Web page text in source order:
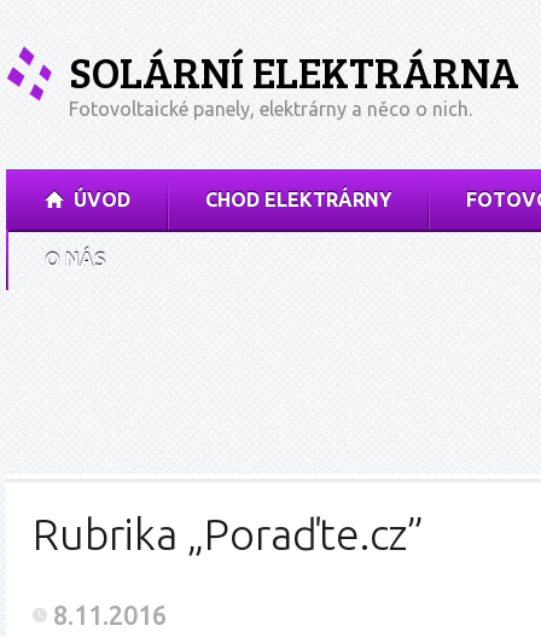
SOLÁRNÍ ELEKTRÁRNA
Fotovoltaické panely, elektrárny a něco o nich.
ÚVOD CHOD ELEKTRÁRNY
O NÁS
Rubrika „Poraďte.cz”
8.11.2016